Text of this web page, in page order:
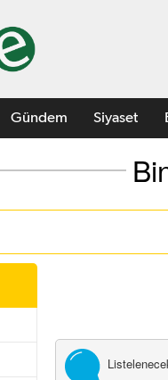
Gündem Siyaset